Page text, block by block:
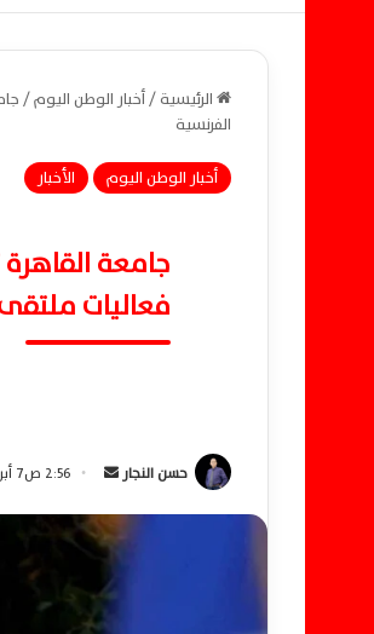
الرئيسية/أخبار الوطن اليوم/
الفرنسية
أخبار الوطن اليوم
الأخبار
جامعة
فعاليات
حسن النجار
س
ب
ر
2:56 ص7 أبريل، 2025